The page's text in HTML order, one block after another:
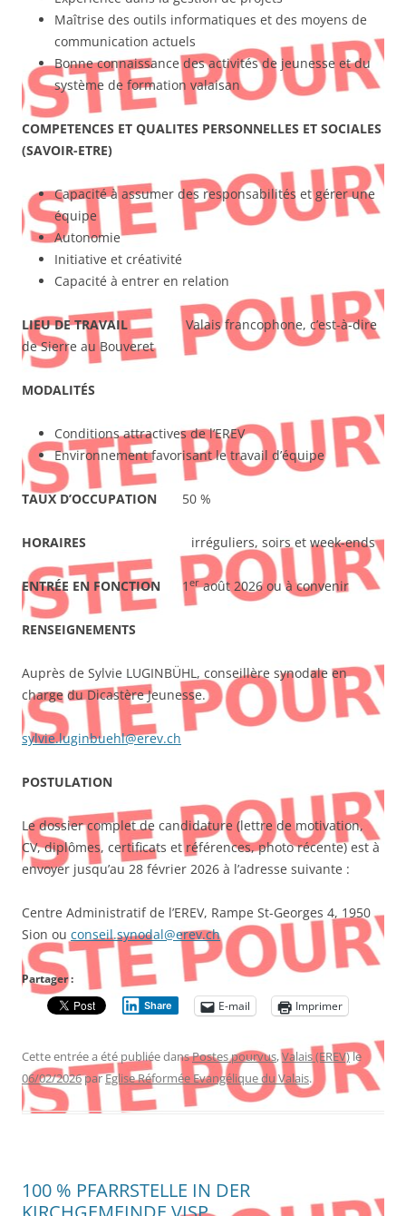
Maîtrise des outils informatiques et des moyens de
communication actuels
Bonne connaissance des activités de jeunesse et du
système de formation valaisan
COMPETENCES ET QUALITES PERSONNELLES ET SOCIALES
(SAVOIR-ETRE)
Capacité à assumer des responsabilités et gérer une
équipe
Autonomie
Initiative et créativité
Capacité à entrer en relation
LIEU DE TRAVAILValais francophone, c’est-à-dire
de Sierre au Bouveret
MODALITÉS
Conditions attractives de l’EREV
Environnement favorisant le travail d’équipe
TAUX D’OCCUPATION 50 %
HORAIRES irréguliers, soirs et week-ends
ENTRÉE EN FONCTION 1 eraoût 2026 ou à convenir
RENSEIGNEMENTS
Auprès de Sylvie LUGINBÜHL, conseillère synodale en
charge du Dicastère Jeunesse.
sylvie.luginbuehl@erev.ch
POSTULATION
Le dossier complet de candidature (lettre de motivation,
CV, diplômes, certificats et références, photo récente) est à
envoyer jusqu’au 28 février 2026 à l’adresse suivante :
Centre Administratif de l’EREV, Rampe St-Georges 4, 1950
Sion ou conseil.synodal@erev.ch
Partager :
Share E-mail Imprimer
Cette entrée a été publiée dansPostes pourvus,Valais (EREV)le
06/02/2026parEglise Réformée Evangélique du Valais.
100 % PFARRSTELLE IN DER